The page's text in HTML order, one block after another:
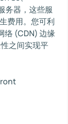
务器，这些服
费用。您可利
络 (CDN) 边缘
之间实现平